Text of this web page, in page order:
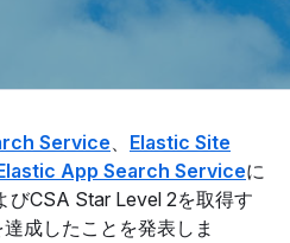
Service、 Elastic Site
App Search Serviceに
びCSA Star Level 2を取得す
成したことを発表しま